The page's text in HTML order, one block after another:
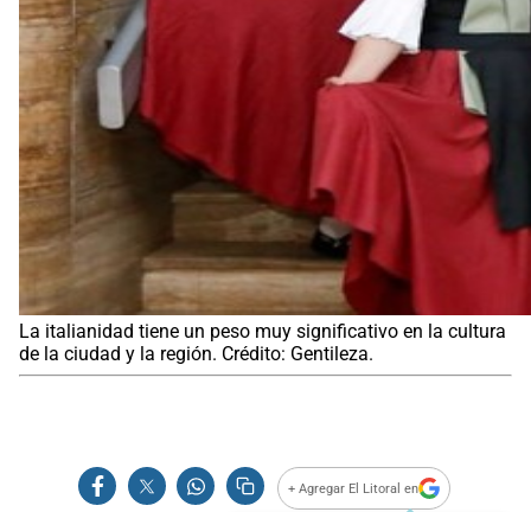
La italianidad tiene un peso muy significativo en la cultura
de la ciudad y la región. Crédito: Gentileza.
+ Agregar El Litoral en